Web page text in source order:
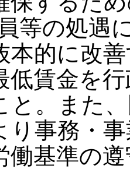
等の処遇
本的に改
低賃金を
と。また
り事務・
働基準の